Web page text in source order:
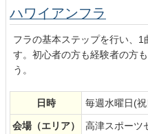
ハワイアンフラ
フラの基本ステップを行い、1
す。初心者の方も経験者の方
う。
日時 毎週水曜日(
会場（エリア） 高津スポーツ